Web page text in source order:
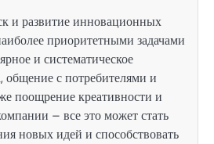
и развитие инновационных
приоритетными задачами
и систематическое
общение с потребителями и
поощрение креативности и
– все это может стать
новых идей и способствовать